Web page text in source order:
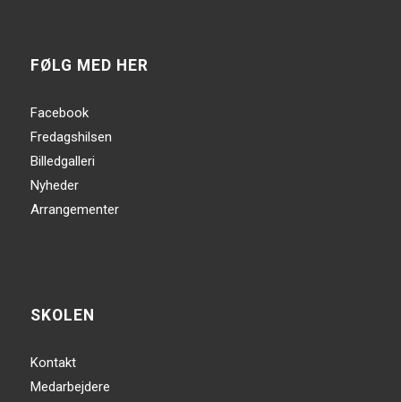
FØLG MED HER
Facebook
Fredagshilsen
Billedgalleri
Nyheder
Arrangementer
SKOLEN
Kontakt
Medarbejdere